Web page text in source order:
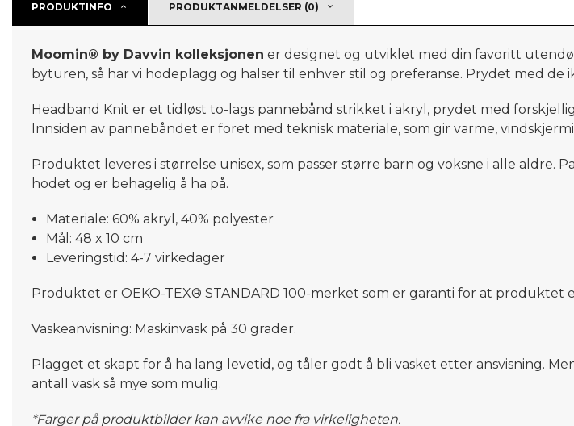
PRODUKTINFO PRODUKTANMELDELSER (0)
Moomin® by Davvin kolleksjonen er designet og utviklet med din favoritt
byturen, så har vi hodeplagg og halser til enhver stil og preferanse. Prydet med
Headband Knit er et tidløst to-lags pannebånd strikket i akryl, prydet med
Innsiden av pannebåndet er foret med teknisk materiale, som gir varme,
Produktet leveres i størrelse unisex, som passer større barn og voksne i alle
hodet og er behagelig å ha på.
Materiale: 60% akryl, 40% polyester
Mål: 48 x 10 cm
Leveringstid: 4-7 virkedager
Produktet er OEKO-TEX® STANDARD 100-merket som er garanti for at
Vaskeanvisning: Maskinvask på 30 grader.
Plagget et skapt for å ha lang levetid, og tåler godt å bli vasket etter ansvisning.
antall vask så mye som mulig.
*Farger på produktbilder kan avvike noe fra virkeligheten.